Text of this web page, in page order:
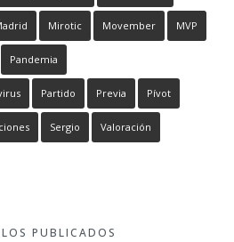
Mirotic Movember MVP
Pandemia
Partido Previa Pívot
Sergio Valoración
PUBLICADOS